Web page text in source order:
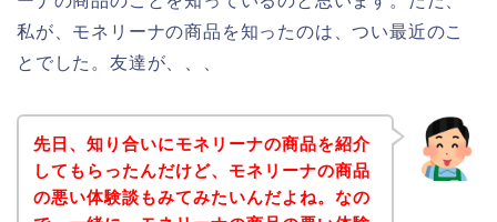
私が、モネリーナの商品を知ったのは、つい最近のこ
とでした。友達が、、、
先日、知り合いにモネリーナの商品を紹介
してもらったんだけど、モネリーナの商品
の悪い体験談もみてみたいんだよね。なの